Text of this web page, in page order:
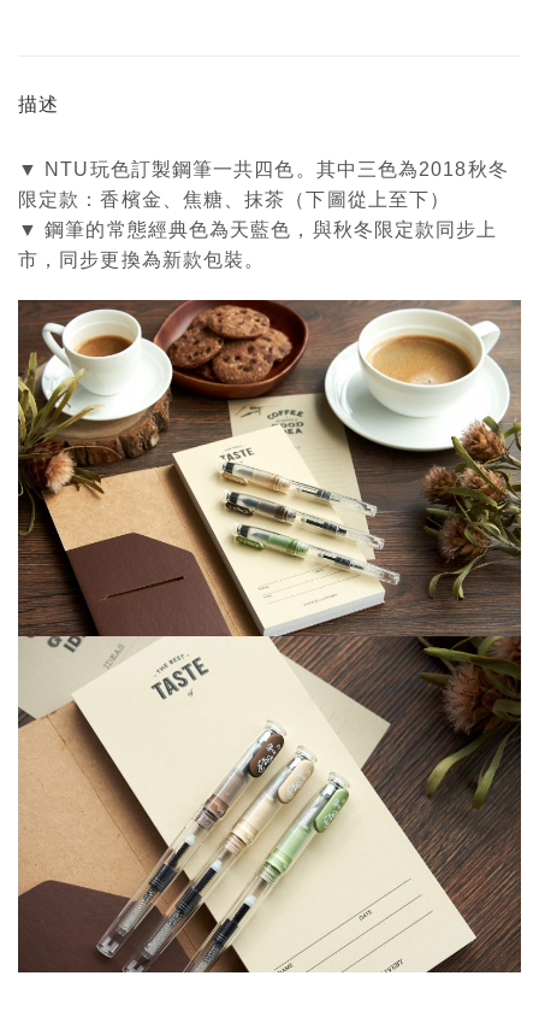
描述
▼ NTU玩色訂製鋼筆一共四色。其中三色為2018秋冬
限定款：香檳金、焦糖、抹茶（下圖從上至下）
▼ 鋼筆的常態經典色為天藍色，與秋冬限定款同步上
市，同步更換為新款包裝。